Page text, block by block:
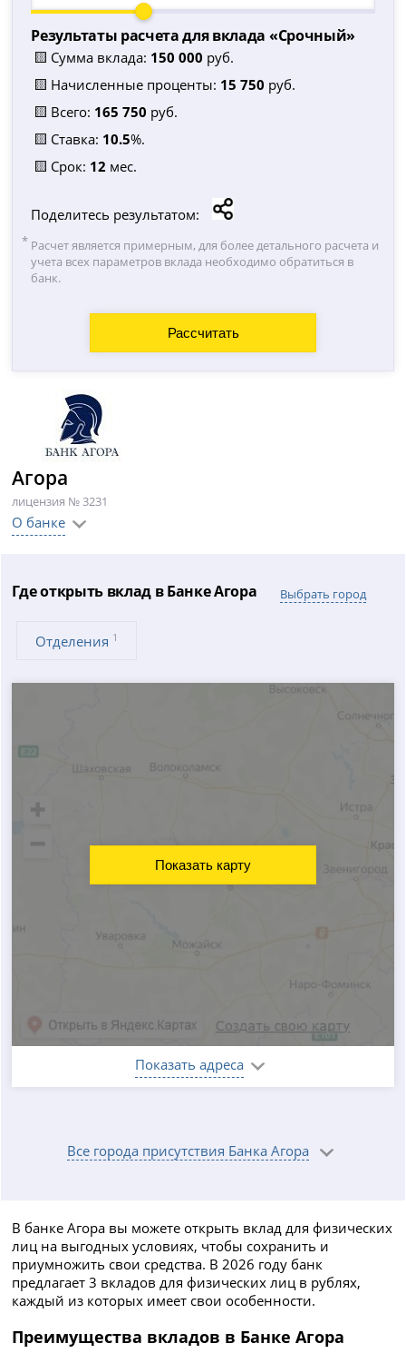
Результаты расчета для вклада «Срочный»
🟨 Сумма вклада: 150 000 руб.
🟨 Начисленные проценты: 15 750 руб.
🟨 Всего: 165 750 руб.
🟨 Ставка: 10.5%.
🟨 Срок: 12 мес.
Поделитесь результатом:
Расчет является примерным, для более детального расчета и
учета всех параметров вклада необходимо обратиться в
банк.
Агора
лицензия № 3231
О банке
Где открыть вклад в Банке Агора Выбрать город
Отделения 1
Показать адреса
Показать карту
Все города присутствия Банка Агора
В банке Агора вы можете открыть вклад для физических
лиц на выгодных условиях, чтобы сохранить и
приумножить свои средства. В 2026 году банк
предлагает 3 вкладов для физических лиц в рублях,
каждый из которых имеет свои особенности.
Преимущества вкладов в Банке Агора